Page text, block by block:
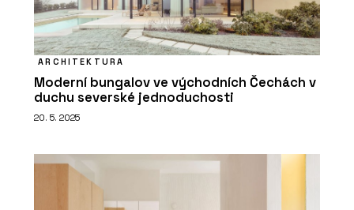
ARCHITEKTURA
Moderní bungalov ve východních Čechách v
duchu severské jednoduchosti
20. 5. 2025